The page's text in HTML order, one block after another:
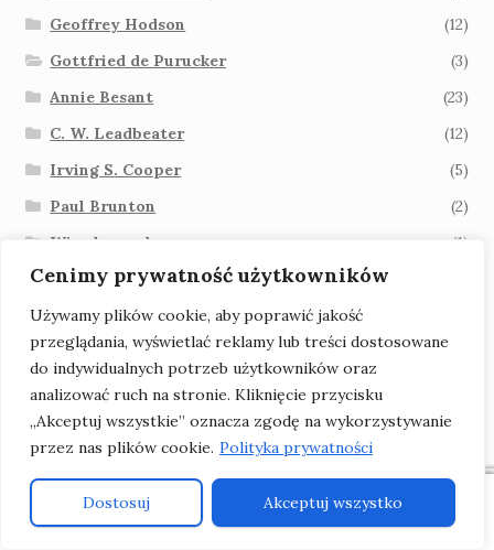
Cenimy prywatność użytkowników
Używamy plików cookie, aby poprawić jakość
przeglądania, wyświetlać reklamy lub treści dostosowane
do indywidualnych potrzeb użytkowników oraz
analizować ruch na stronie. Kliknięcie przycisku
„Akceptuj wszystkie” oznacza zgodę na wykorzystywanie
przez nas plików cookie. Polityka prywatności
Dostosuj Akceptuj wszystko
Geoffrey Hodson
(12)
Gottfried de Purucker
(3)
Annie Besant
(23)
C. W. Leadbeater
(12)
Irving S. Cooper
(5)
Paul Brunton
(2)
Wiwekananda
(1)
Jagadish Chandra Chatterji
Mabel Collins
J. J. van der Leeuw
James Ingall Wedgwood
Aimée Blech
L. W. Rogers
William Scott-Elliot
Ernest Wood
Szukaj:
Szukaj